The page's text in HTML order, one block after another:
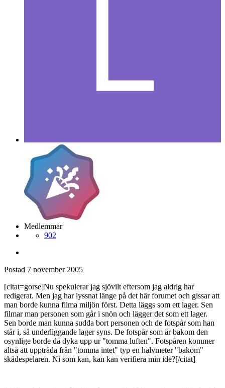
Medlemmar
902
Postad 7 november 2005
[citat=gorse]Nu spekulerar jag sjövilt eftersom jag aldrig har
redigerat. Men jag har lyssnat länge på det här forumet och gissar att
man borde kunna filma miljön först. Detta läggs som ett lager. Sen
filmar man personen som går i snön och lägger det som ett lager.
Sen borde man kunna sudda bort personen och de fotspår som han
står i, så underliggande lager syns. De fotspår som är bakom den
osynlige borde då dyka upp ur "tomma luften". Fotspåren kommer
altså att uppträda från "tomma intet" typ en halvmeter "bakom"
skådespelaren. Ni som kan, kan kan verifiera min ide?[/citat]